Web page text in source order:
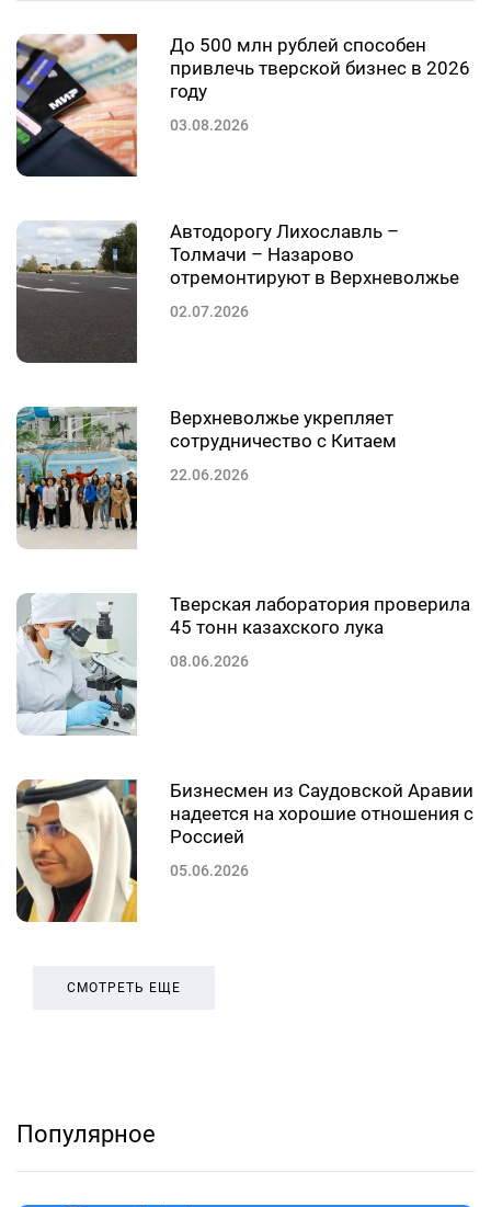
До 500 млн рублей способен
привлечь тверской бизнес в 2026
году
03.08.2026
Автодорогу Лихославль –
Толмачи – Назарово
отремонтируют в Верхневолжье
02.07.2026
Верхневолжье укрепляет
сотрудничество с Китаем
22.06.2026
Тверская лаборатория проверила
45 тонн казахского лука
08.06.2026
Бизнесмен из Саудовской Аравии
надеется на хорошие отношения с
Россией
05.06.2026
СМОТРЕТЬ ЕЩЕ
Популярное